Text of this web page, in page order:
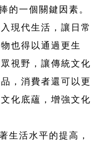
的一個關鍵因素。
現代生活，讓日常
也得以通過更生
視野，讓傳統文化
，消費者還可以更
化底蘊，增強文化
生活水平的提高，